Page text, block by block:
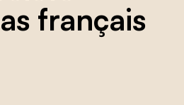
français